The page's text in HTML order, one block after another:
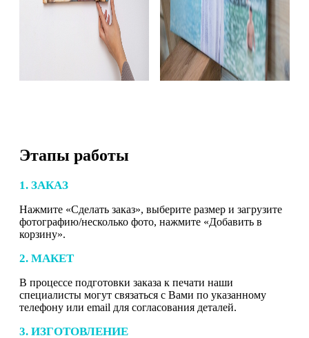
Этапы работы
1. ЗАКАЗ
Нажмите «Сделать заказ», выберите размер и загрузите
фотографию/несколько фото, нажмите «Добавить в
корзину».
2. МАКЕТ
В процессе подготовки заказа к печати наши
специалисты могут связаться с Вами по указанному
телефону или email для согласования деталей.
3. ИЗГОТОВЛЕНИЕ